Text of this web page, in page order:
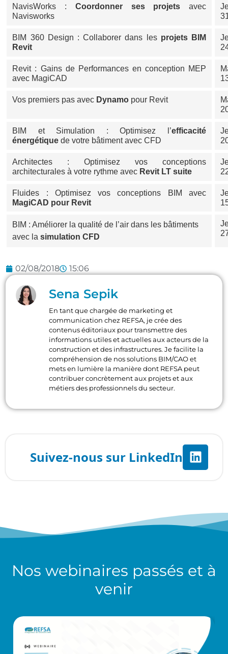
NavisWorks : Coordonner ses projets avec
Navisworks
BIM 360 Design : Collaborer dans les projets BIM
Revit
Revit : Gains de Performances en conception MEP
avec MagiCAD
Vos premiers pas avec Dynamo pour Revit
BIM et Simulation : Optimisez l’efficacité
énergétique de votre bâtiment avec CFD
Architectes : Optimisez vos conceptions
architecturales à votre rythme avec Revit LT suite
Fluides : Optimisez vos conceptions BIM avec
MagiCAD pour Revit
BIM : Améliorer la qualité de l’air dans les bâtiments
avec lasimulation CFD
02/08/2018 15:06
Sena Sepik
En tant que chargée de marketing et
communication chez REFSA, je crée des
contenus éditoriaux pour transmettre des
informations utiles et actuelles aux acteurs de la
construction et des infrastructures. Je facilite la
compréhension de nos solutions BIM/CAO et
mets en lumière la manière dont REFSA peut
contribuer concrètement aux projets et aux
métiers des professionnels du secteur.
Nos webinaires passés et à
venir